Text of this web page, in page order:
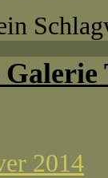
2014